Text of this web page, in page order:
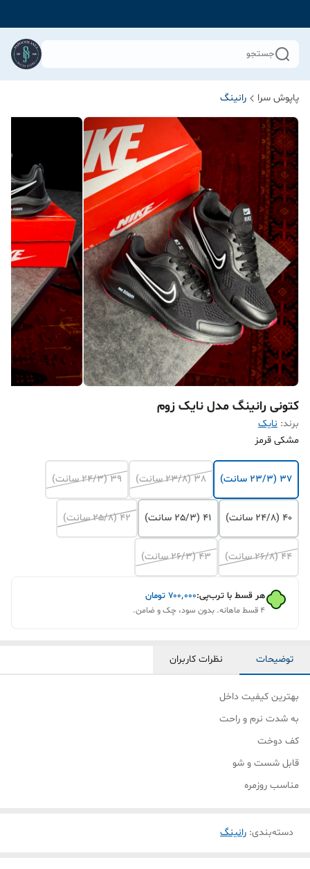
جستجو
پاپوش سرا رانینگ
کتونی رانینگ مدل نایک زوم
برند: نایک
مشکی قرمز
37 (23/3 سانت) 38 (23/8 سانت) 39 (24/3 سانت)
40 (24/8 سانت) 41 (25/3 سانت) 42 (25/8 سانت)
44 (26/8 سانت) 43 (26/3 سانت)
هر قسط با ترب‌پی:۷۰۰٬۰۰۰ تومان
۴ قسط ماهانه. بدون سود، چک و ضامن.
توضیحات نظرات کاربران
بهترین کیفیت داخل
به شدت نرم و راحت
کف دوخت
قابل شست و شو
مناسب روزمره
دسته‌بندی: رانینگ